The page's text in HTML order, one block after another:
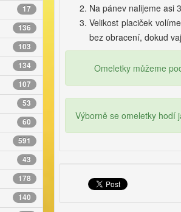
17
136
103
134
107
53
60
591
43
178
140
Na pánev nalijeme asi
Velikost placiček
bez obracení, dokud
Omeletky můžeme
Výborně se omeletky hodí